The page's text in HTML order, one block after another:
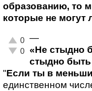
образованию, то
которые не могут
Отлично!
0
Неадекватно!
0
—
«Не стыдно
стыдно быть
"Если ты в
единственном